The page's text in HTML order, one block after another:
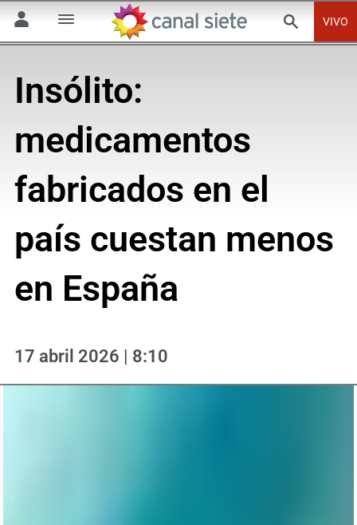
VIVO
Insólito:
medicamentos
fabricados en el
país cuestan menos
en España
17 abril 2026 | 8:10